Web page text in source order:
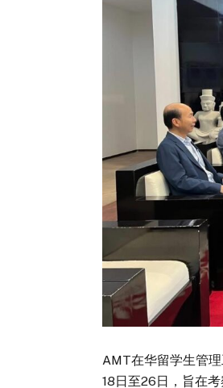
AMT在华留学生管
18日至26日，旨在